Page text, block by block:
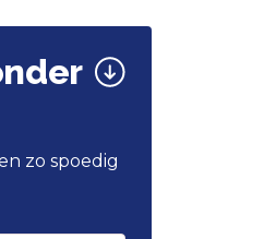
zo spoedig